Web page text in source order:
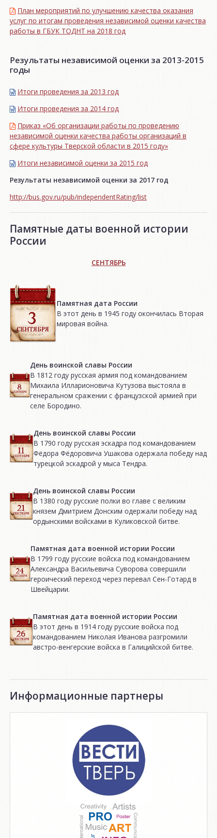
План мероприятий по улучшению качества оказания
услуг по итогам проведения независимой оценки качества
работы в ГБУК ТОДНТ на 2018 год
Результаты независимой оценки за 2013-2015
годы
Итоги проведения за 2013 год
Итоги проведения за 2014 год
Приказ «Об организации работы по проведению
независимой оценки качества работы организаций в
сфере культуры Тверской области в 2015 году»
Итоги независимой oценки за 2015 год
Результаты независимой оценки за 2017 год
http://bus.gov.ru/pub/independentRating/list
Памятные даты военной истории
России
СЕНТЯБРЬ
Памятная дата России
В этот день в 1945 году окончилась Вторая
мировая война.
День воинской славы России
В 1812 году русская армия под командованием
Михаила Илларионовича Кутузова выстояла в
генеральном сражении с французской армией при
селе Бородино.
День воинской славы России
В 1790 году русская эскадра под командованием
Фёдора Фёдоровича Ушакова одержала победу над
турецкой эскадрой у мыса Тендра.
День воинской славы России
В 1380 году русские полки во главе с великим
князем Дмитрием Донским одержали победу над
ордынскими войсками в Куликовской битве.
Памятная дата военной истории России
В 1799 году русские войска под командованием
Александра Васильевича Суворова совершили
героический переход через перевал Сен-Готард в
Швейцарии.
Памятная дата военной истории России
В этот день в 1914 году русские войска под
командованием Николая Иванова разгромили
австро-венгерские войска в Галицийской битве.
Информационные партнеры